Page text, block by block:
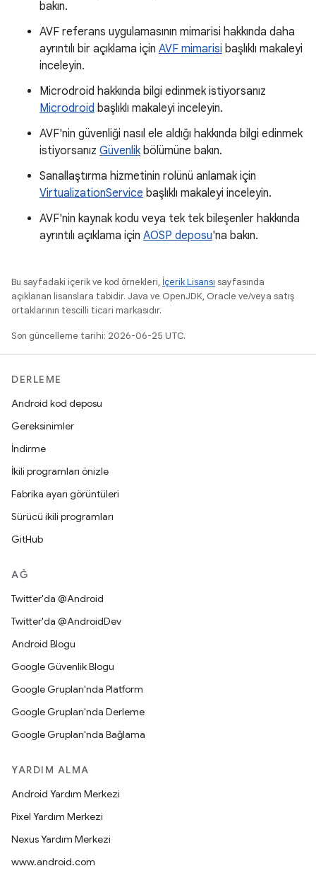
bakın.
AVF referans uygulamasının mimarisi hakkında daha
ayrıntılı bir açıklama için AVF mimarisi başlıklı makaleyi
inceleyin.
Microdroid hakkında bilgi edinmek istiyorsanız
Microdroid başlıklı makaleyi inceleyin.
AVF'nin güvenliği nasıl ele aldığı hakkında bilgi edinmek
istiyorsanız Güvenlikbölümüne bakın.
Sanallaştırma hizmetinin rolünü anlamak için
VirtualizationService başlıklı makaleyi inceleyin.
AVF'nin kaynak kodu veya tek tek bileşenler hakkında
ayrıntılı açıklama için AOSP deposu'na bakın.
Bu sayfadaki içerik ve kod örnekleri, İçerik Lisansı sayfasında
açıklanan lisanslara tabidir. Java ve OpenJDK, Oracle ve/veya satış
ortaklarının tescilli ticari markasıdır.
Son güncelleme tarihi: 2026-06-25 UTC.
DERLEME
Android kod deposu
Gereksinimler
İndirme
İkili programları önizle
Fabrika ayarı görüntüleri
Sürücü ikili programları
GitHub
AĞ
Twitter'da @Android
Twitter'da @AndroidDev
Android Blogu
Google Güvenlik Blogu
Google Grupları'nda Platform
Google Grupları'nda Derleme
Google Grupları'nda Bağlama
YARDIM ALMA
Android Yardım Merkezi
Pixel Yardım Merkezi
Nexus Yardım Merkezi
www.android.com